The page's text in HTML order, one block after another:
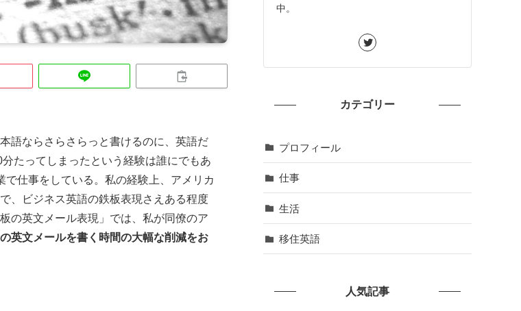
語ならさらさらっと書けるのに、英語だ
たってしまったという経験は誰にでもあ
仕事をしている。私の経験上、アメリカ
、ビジネス英語の鉄板表現さえある程度
の英文メール表現」では、私が同僚のア
英文メールを書く時間の大幅な削減をお
中。
カテゴリー
プロフィール
仕事
生活
移住英語
人気記事